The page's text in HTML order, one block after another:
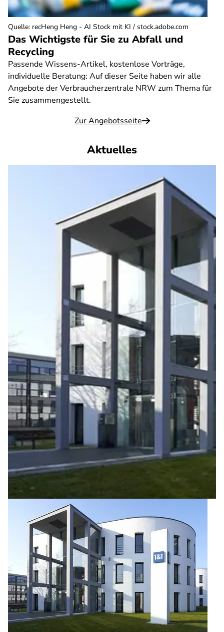
Das Wichtigste für Sie zu Abfall und
Recycling
Passende Wissens-Artikel, kostenlose Vorträge,
individuelle Beratung: Auf dieser Seite haben wir alle
Angebote der Verbraucherzentrale NRW zum Thema für
Sie zusammengestellt.
Zur Angebotsseite
Quelle: recHeng Heng - AI Stock mit KI / stock.adobe.com
Aktuelles